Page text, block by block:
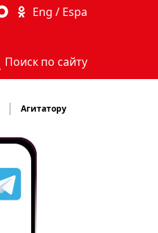
Eng / Espa
Поиск по сайту
Агитатору